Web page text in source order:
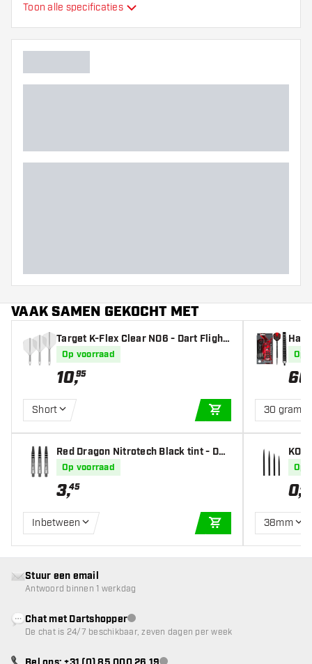
Barrel kleur
Toon alle specificaties
VAAK SAMEN GEKOCHT MET
Target K-Flex Clear NO6 - Dart Flight
Op voorraad
10,95
Short
IN WINKELWAGEN
Red Dragon Nitrotech Black tint - Dar
t Shafts
Op voorraad
3,45
Inbetween
IN WINKELWAGEN
jlen
Op
66
30 gram
Op
0,59
38mm
Stuur een email
Antwoord binnen 1 werkdag
Chat met Dartshopperklantenservice niet beschikbaar
De chat is 24/7 beschikbaar, zeven dagen per week